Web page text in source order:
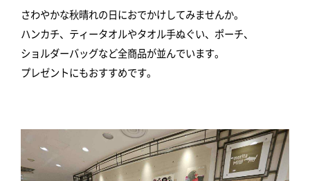
さわやかな秋晴れの日におでかけしてみませんか。
ハンカチ、ティータオルやタオル手ぬぐい、ポーチ、
ショルダーバッグなど全商品が並んでいます。
プレゼントにもおすすめです。